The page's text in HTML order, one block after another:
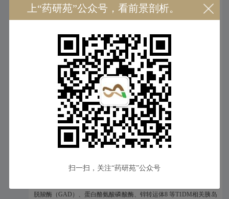
液（Teplizumab，商品名：特瑞可Tzield）获中国国家药品监督管理局
（NMPA）批准，用于8岁（含）以上儿童和成人1型糖尿病2期患
分为3期。其中1期和2期为亚临床期（无症状期），3期为临床期
脱羧酶（GAD）、蛋白酪氨酸磷酸酶、锌转运体8 等T1DM相关胰岛
上“药研苑”公众号，看前景剖析。
扫一扫，关注“药研苑”公众号